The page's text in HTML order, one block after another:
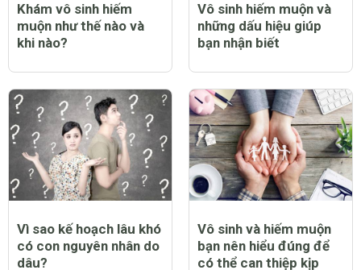
Khám vô sinh hiếm
muộn như thế nào và
khi nào?
Vô sinh hiếm muộn và
những dấu hiệu giúp
bạn nhận biết
Vì sao kế hoạch lâu khó
có con nguyên nhân do
dâu?
Vô sinh và hiếm muộn
bạn nên hiểu đúng để
có thể can thiệp kịp